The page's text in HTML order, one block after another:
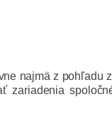
najmä z pohľadu
zariadenia